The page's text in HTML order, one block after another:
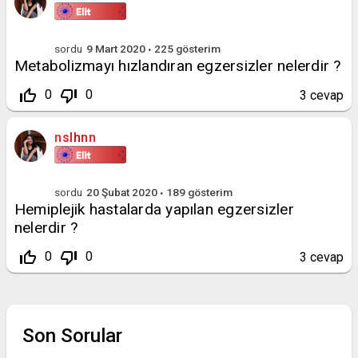
sordu 9 Mart 2020 225 gösterim
Metabolizmayı hızlandıran egzersizler nelerdir ?
thumb_up_off_alt 0 thumb_down_off_alt 0 3 cevap
nslhnn
sordu 20 Şubat 2020 189 gösterim
Hemiplejik hastalarda yapılan egzersizler
nelerdir ?
thumb_up_off_alt 0 thumb_down_off_alt 0 3 cevap
Son Sorular